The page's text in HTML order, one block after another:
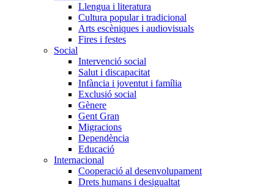
Llengua i literatura
Cultura popular i tradicional
Arts escèniques i audiovisuals
Fires i festes
Social
Intervenció social
Salut i discapacitat
Infància i joventut i família
Exclusió social
Gènere
Gent Gran
Migracions
Dependència
Educació
Internacional
Cooperació al desenvolupament
Drets humans i desigualtat